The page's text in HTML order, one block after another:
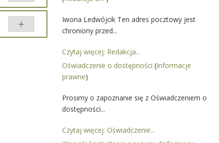
przez
Iwona Ledwójcik Ten adres pocztowy jest
chroniony przed...
Czytaj więcej: Redakcja...
Oświadczenie o dostępności (Informacje
prawne)
Prosimy o zapoznanie się z Oświadczeniem o
dostępności...
Czytaj więcej: Oświadczenie...